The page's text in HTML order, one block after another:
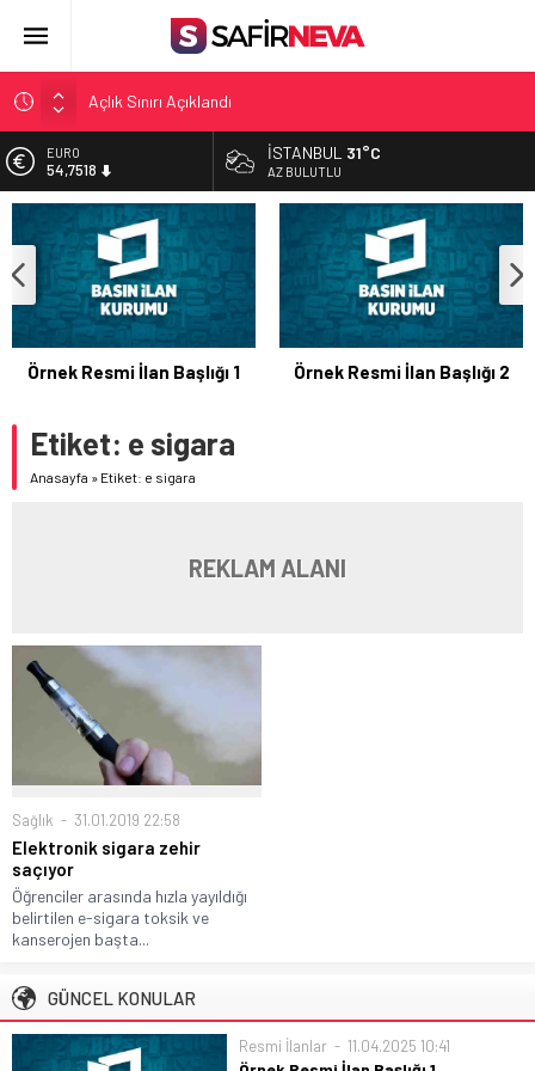
Açlık Sınırı Açıklandı
Öğretmenlere Kötü Haber
FETÖ’nün kritik ismi tutuklandı
Son dakika… İstanbul’da trafik felç
Yunanistan Başbakanı Çipras Türkiye’ye gelecek
EURO
54,7518
ALTIN
6.191,99
BİST
13.410,54
DOLAR
47,5310
İSTANBUL 31°C
AZ BULUTLU
Örnek Resmi İlan Başlığı 1 Örnek Resmi İlan Başlığı 2
Etiket: e sigara
Anasayfa » Etiket: e sigara
REKLAM ALANI
Sağlık 31.01.2019 22:58
Elektronik sigara zehir
saçıyor
Öğrenciler arasında hızla yayıldığı
belirtilen e-sigara toksik ve
kanserojen başta...
GÜNCEL KONULAR
Resmi İlanlar 11.04.2025 10:41